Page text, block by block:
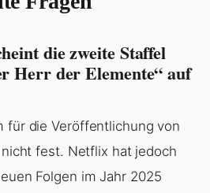
die zweite Staffel
Herr der Elemente“ auf
für die Veröffentlichung von
fest. Netflix hat jedoch
Folgen im Jahr 2025